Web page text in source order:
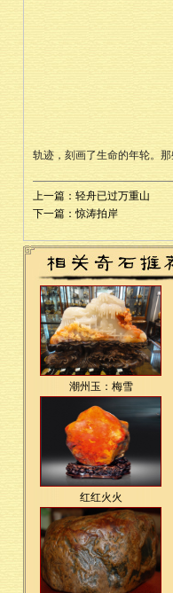
轨迹，刻画了生命的年轮。
上一篇：轻舟已过万重山
下一篇：惊涛拍岸
潮州玉：梅雪
红红火火